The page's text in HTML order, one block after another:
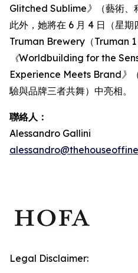
Glitched Sublime》
（藝術
此外，她將在 6 月 4 日（星
Truman Brewery（Truman 1
《Worldbuilding for the
Experience Meets Brand》
驗與品牌三者共舞）中亮相。
聯絡人：
Alessandro Gallini
Legal Disclaimer: